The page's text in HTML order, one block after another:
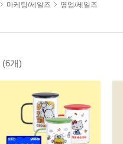
마케팅/세일즈 영업/세일즈
(6개)